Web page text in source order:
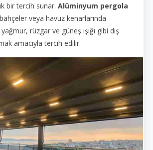
bir tercih sunar. Alüminyum pergola
veya havuz kenarlarında
rüzgar ve güneş ışığı gibi dış
amacıyla tercih edilir.